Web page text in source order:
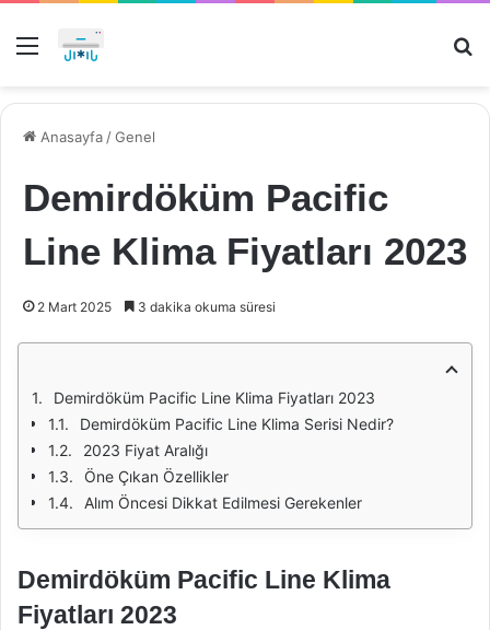
Menü
Anasayfa /Genel
Demirdöküm Pacific
Line Klima Fiyatları 2023
2 Mart 2025 3 dakika okuma süresi
Demirdöküm Pacific Line Klima Fiyatları 2023
Demirdöküm Pacific Line Klima Serisi Nedir?
2023 Fiyat Aralığı
Öne Çıkan Özellikler
Alım Öncesi Dikkat Edilmesi Gerekenler
Demirdöküm Pacific Line Klima
Fiyatları 2023